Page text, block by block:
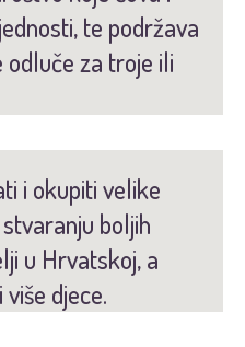
te podržava
odluče za troje ili
i okupiti velike
boljih
u Hrvatskoj, a
djece.